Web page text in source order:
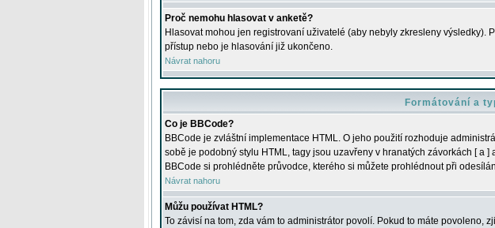
Proč nemohu hlasovat v anketě?
Hlasovat mohou jen registrovaní uživatelé (aby nebyly zkresleny
přístup nebo je hlasování již ukončeno.
Návrat nahoru
Formátování a
Co je BBCode?
BBCode je zvláštní implementace HTML. O jeho použití rozhoduje
sobě je podobný stylu HTML, tagy jsou uzavřeny v hranatých závorkách [ a
BBCode si prohlédněte průvodce, kterého si můžete prohlédnout při
Návrat nahoru
Můžu používat HTML?
To závisí na tom, zda vám to administrátor povolí. Pokud to máte povoleno,